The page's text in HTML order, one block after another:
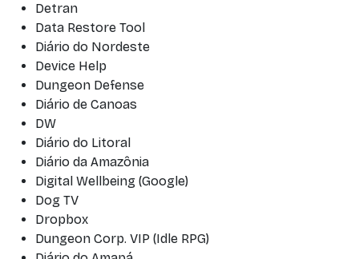
Detran
Data Restore Tool
Diário do Nordeste
Device Help
Dungeon Defense
Diário de Canoas
DW
Diário do Litoral
Diário da Amazônia
Digital Wellbeing (Google)
Dog TV
Dropbox
Dungeon Corp. VIP (Idle RPG)